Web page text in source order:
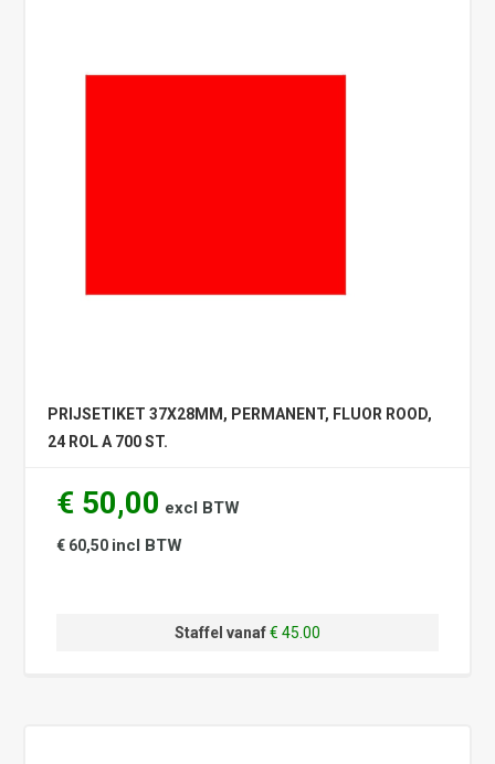
PRIJSETIKET 37X28MM, PERMANENT, FLUOR ROOD,
24 ROL A 700 ST.
€ 50,00 excl BTW
€ 60,50 incl BTW
Staffel vanaf€ 45.00